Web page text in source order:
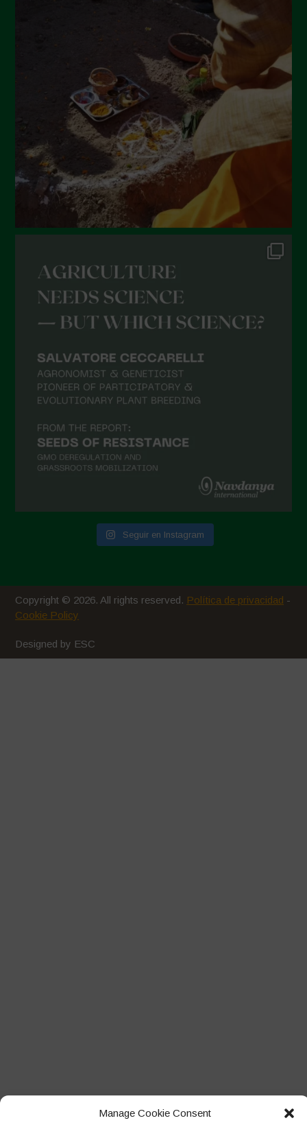
Manage Cookie Consent
Seguir en Instagram
Copyright © 2026. All rights reserved. Política de privacidad -
Cookie Policy
Designed by ESC